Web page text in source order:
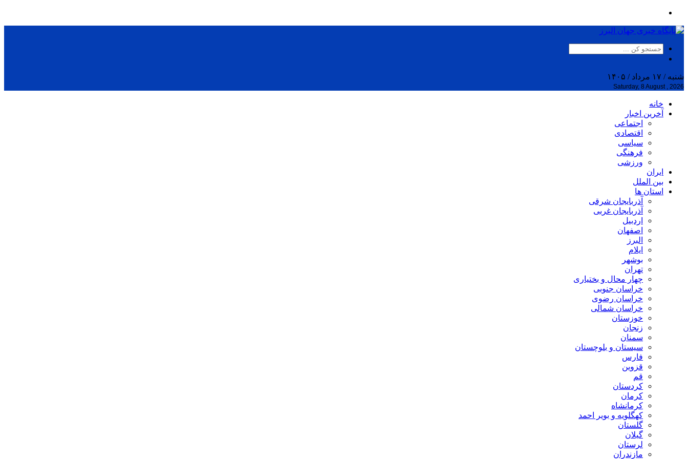
شنبه / ۱۷ مرداد / ۱۴۰۵
Saturday, 8 August , 2026
خانه
آخرین اخبار
اجتماعی
اقتصادی
سیاسی
فرهنگی
ورزشی
ایران
بین الملل
استان ها
آذربایجان شرقی
آذربایجان غربی
اردبیل
اصفهان
البرز
ایلام
بوشهر
تهران
چهار محال و بختیاری
خراسان جنوبی
خراسان رضوی
خراسان شمالی
خوزستان
زنجان
سمنان
سیستان و بلوچستان
فارس
قزوین
قم
کردستان
کرمان
کرمانشاه
کهگلویه و بویر احمد
گلستان
گیلان
لرستان
مازندران